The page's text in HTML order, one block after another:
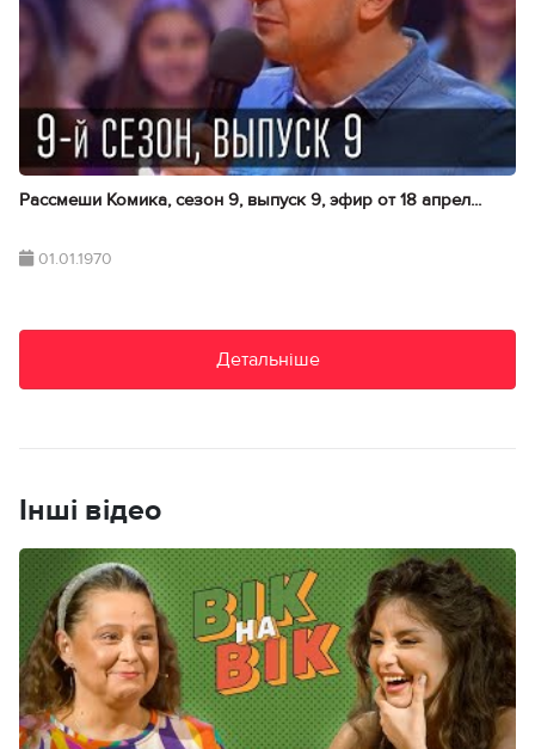
Рассмеши Комика, сезон 9, выпуск 9, эфир от 18 апрел...
01.01.1970
Детальніше
Інші відео